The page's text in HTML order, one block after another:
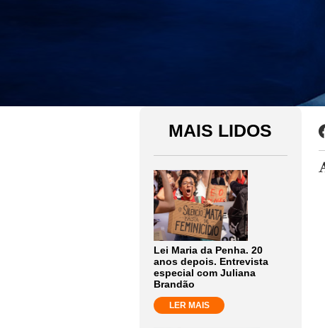
MAIS LIDOS
Lei Maria da Penha. 20
anos depois. Entrevista
especial com Juliana
Brandão
LER MAIS